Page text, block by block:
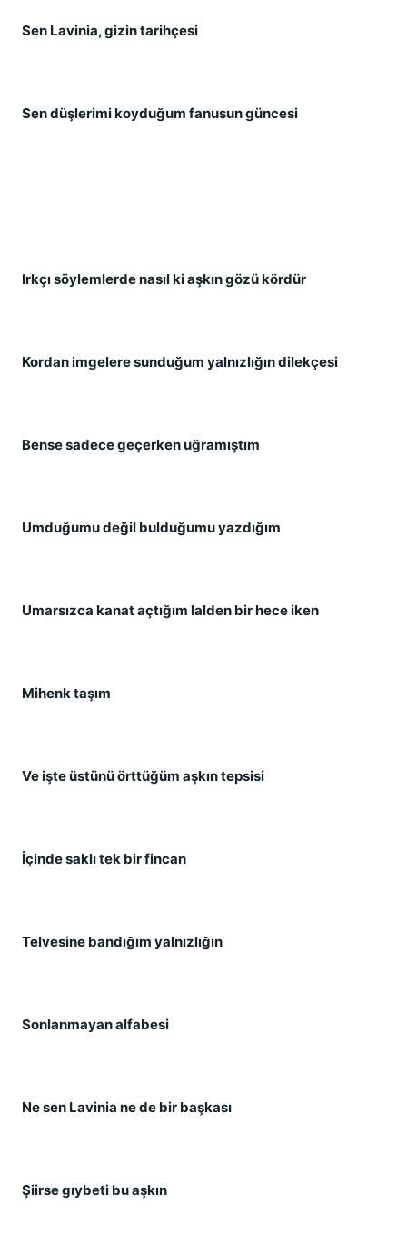
Sen Lavinia, gizin tarihçesi
Sen düşlerimi koyduğum fanusun güncesi
Irkçı söylemlerde nasıl ki aşkın gözü kördür
Kordan imgelere sunduğum yalnızlığın dilekçesi
Bense sadece geçerken uğramıştım
Umduğumu değil bulduğumu yazdığım
Umarsızca kanat açtığım lalden bir hece iken
Mihenk taşım
Ve işte üstünü örttüğüm aşkın tepsisi
İçinde saklı tek bir fincan
Telvesine bandığım yalnızlığın
Sonlanmayan alfabesi
Ne sen Lavinia ne de bir başkası
Şiirse gıybeti bu aşkın